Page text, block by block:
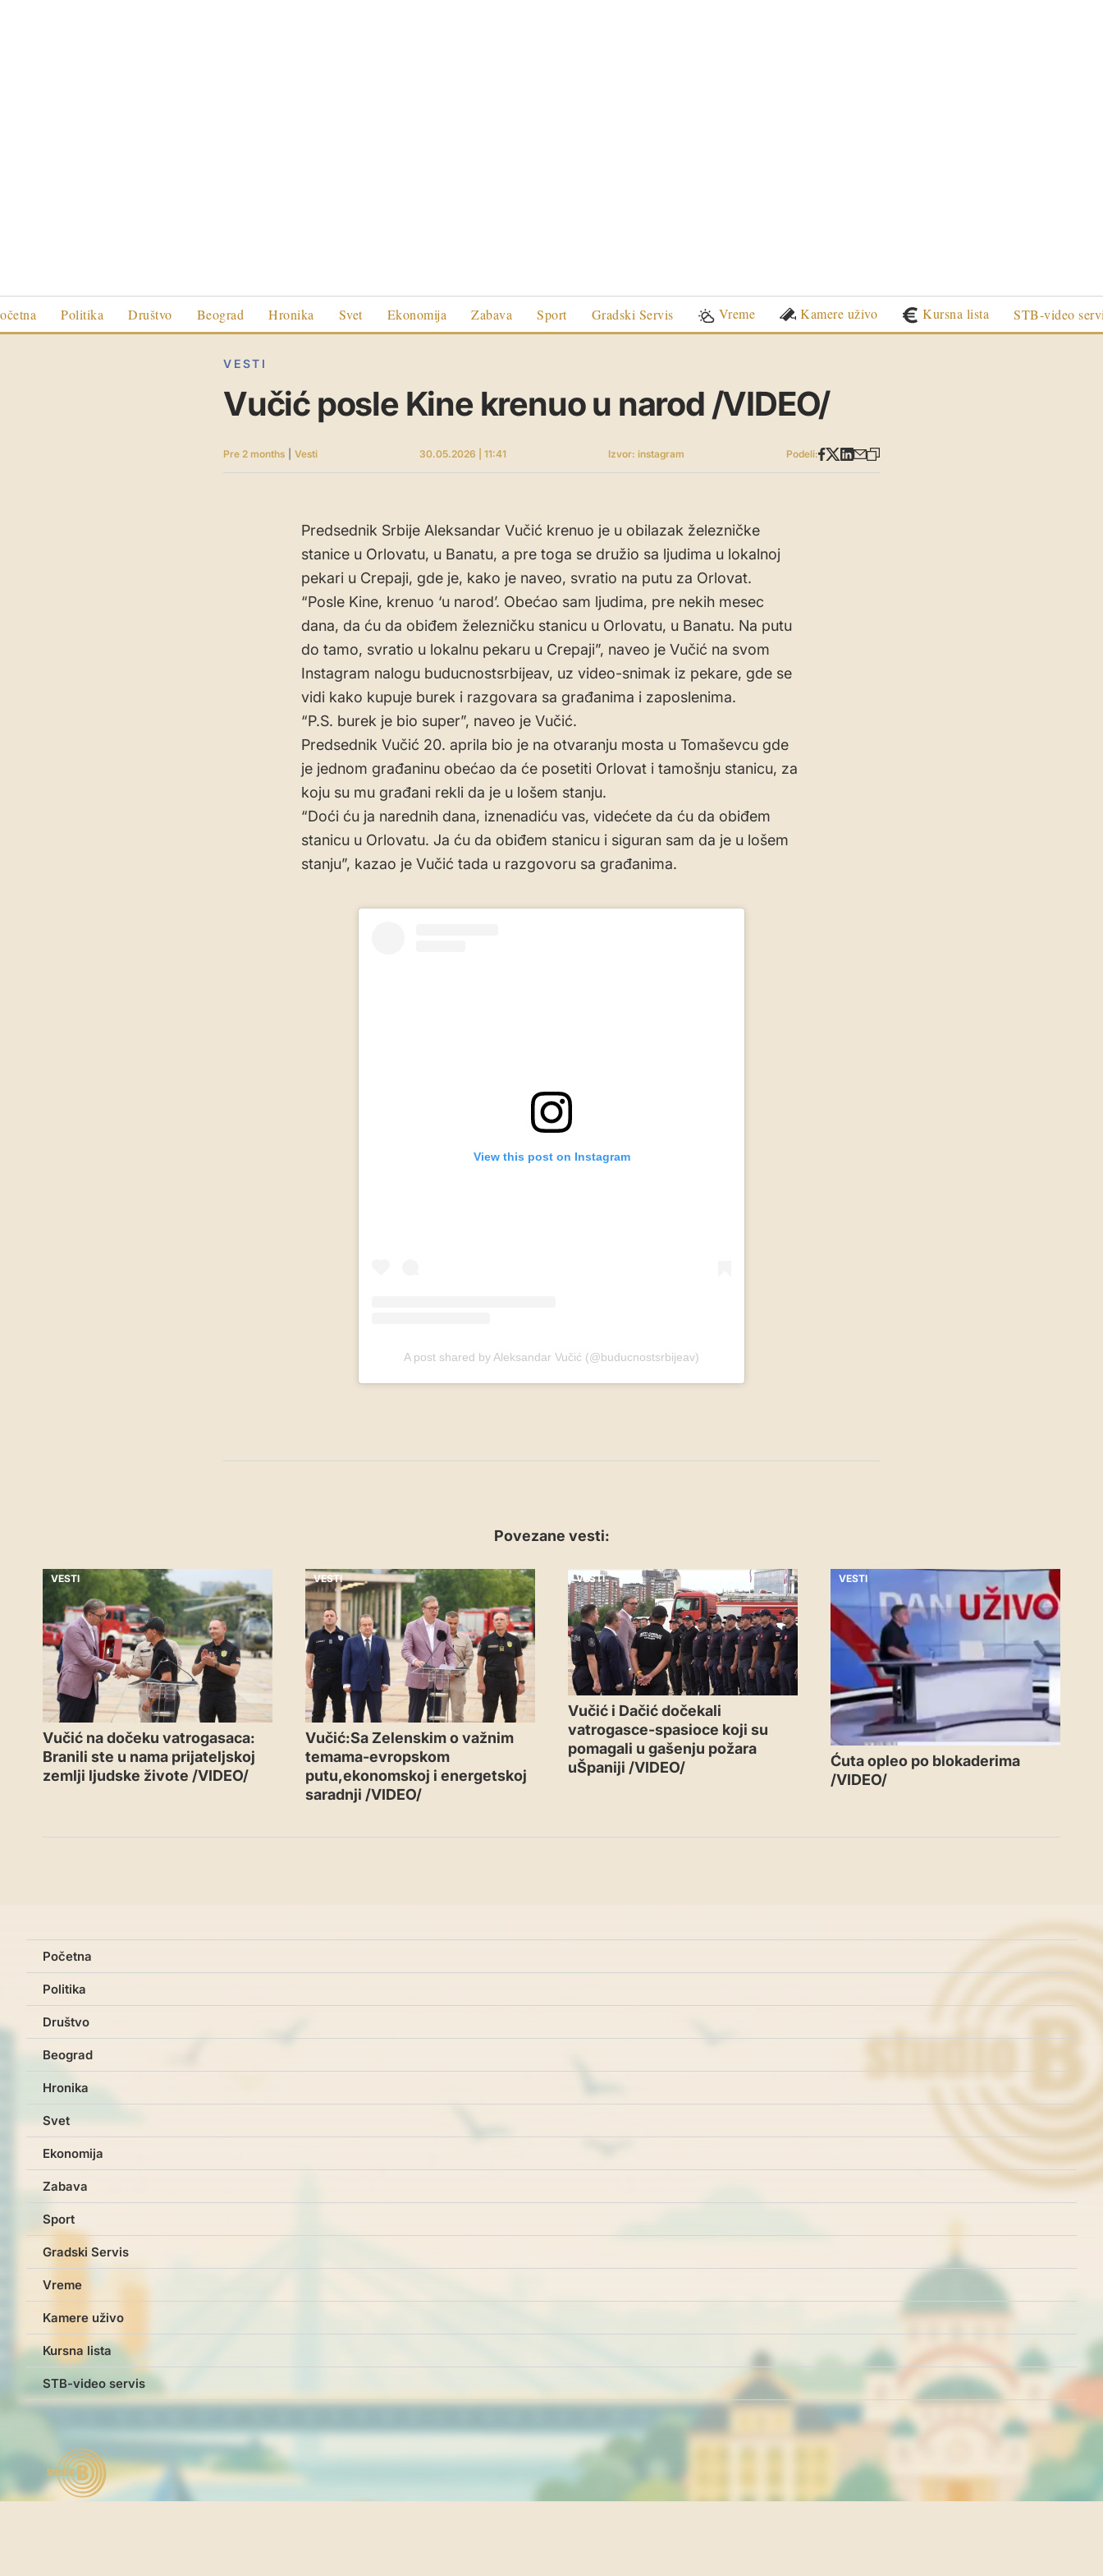
Politika Društvo Beograd Hronika Svet Ekonomija Zabava Sport Gradski Servis Vreme Kamere uživo Kursna lista STB-video
VESTI
Vučić posle Kine krenuo u narod /VIDEO/
Pre 2 months Vesti 30.05.2026 | 11:41 Izvor: instagram Podeli:
Predsednik Srbije Aleksandar Vučić krenuo je u obilazak železničke
stanice u Orlovatu, u Banatu, a pre toga se družio sa ljudima u lokalnoj
pekari u Crepaji, gde je, kako je naveo, svratio na putu za Orlovat.
“Posle Kine, krenuo ‘u narod’. Obećao sam ljudima, pre nekih mesec
dana, da ću da obiđem železničku stanicu u Orlovatu, u Banatu. Na putu
do tamo, svratio u lokalnu pekaru u Crepaji”, naveo je Vučić na svom
Instagram nalogu buducnostsrbijeav, uz video-snimak iz pekare, gde se
vidi kako kupuje burek i razgovara sa građanima i zaposlenima.
“P.S. burek je bio super”, naveo je Vučić.
Predsednik Vučić 20. aprila bio je na otvaranju mosta u Tomaševcu gde
je jednom građaninu obećao da će posetiti Orlovat i tamošnju stanicu, za
koju su mu građani rekli da je u lošem stanju.
“Doći ću ja narednih dana, iznenadiću vas, videćete da ću da obiđem
stanicu u Orlovatu. Ja ću da obiđem stanicu i siguran sam da je u lošem
stanju”, kazao je Vučić tada u razgovoru sa građanima.
View this post on Instagram
A post shared by Aleksandar Vučić (@buducnostsrbijeav)
Povezane vesti:
VESTI
Vučić na dočeku vatrogasaca:
Branili ste u nama prijateljskoj
zemlji ljudske živote /VIDEO/
VESTI
Vučić:Sa Zelenskim o važnim
temama-evropskom
putu,ekonomskoj i energetskoj
saradnji /VIDEO/
VESTI
Vučić i Dačić dočekali
vatrogasce-spasioce koji su
pomagali u gašenju požara
uŠpaniji /VIDEO/
VESTI
Ćuta opleo po blokaderima
/VIDEO/
Početna
Politika
Društvo
Beograd
Hronika
Svet
Ekonomija
Zabava
Sport
Gradski Servis
Vreme
Kamere uživo
Kursna lista
STB-video servis